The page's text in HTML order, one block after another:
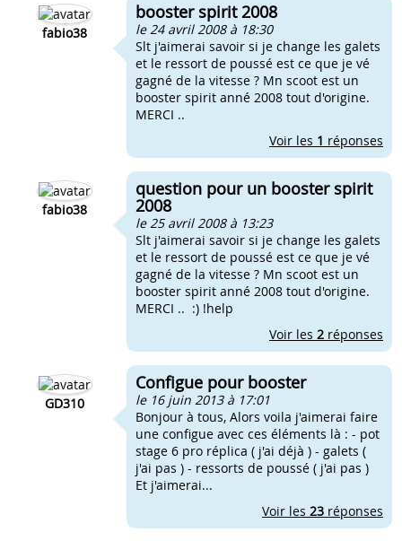
fabio38
booster spirit 2008
le 24 avril 2008 à 18:30
Slt j'aimerai savoir si je change les galets
et le ressort de poussé est ce que je vé
gagné de la vitesse ? Mn scoot est un
booster spirit anné 2008 tout d'origine.
MERCI ..
Voir les 1 réponses
fabio38
question pour un booster spirit
2008
le 25 avril 2008 à 13:23
Slt j'aimerai savoir si je change les galets
et le ressort de poussé est ce que je vé
gagné de la vitesse ? Mn scoot est un
booster spirit anné 2008 tout d'origine.
MERCI .. :) !help
Voir les 2 réponses
GD310
Configue pour booster
le 16 juin 2013 à 17:01
Bonjour à tous, Alors voila j'aimerai faire
une configue avec ces éléments là : - pot
stage 6 pro réplica ( j'ai déjà ) - galets (
j'ai pas ) - ressorts de poussé ( j'ai pas )
Et j'aimerai...
Voir les 23 réponses